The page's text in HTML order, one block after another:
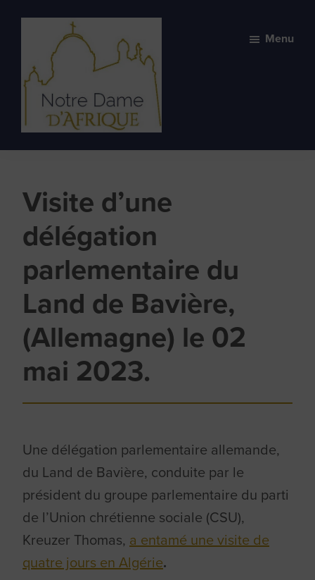
navigation
content
Notre-
vivante
Menu
Visite d’une
délégation
parlementaire du
Land de Bavière,
(Allemagne) le 02
mai 2023.
Une délégation parlementaire allemande,
du Land de Bavière, conduite par le
président du groupe parlementaire du parti
de l’Union chrétienne sociale (CSU),
Kreuzer Thomas, a entamé une visite de
quatre jours en Algérie.